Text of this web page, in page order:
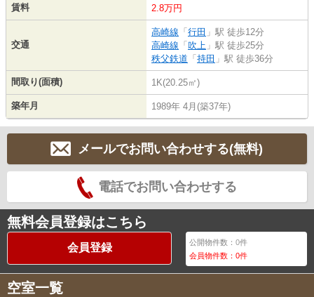
賃料 2.8万円
交通
高崎線 「 行田 」駅 徒歩12分
高崎線 「 吹上 」駅 徒歩25分
秩父鉄道 「 持田 」駅 徒歩36分
間取り(面積) 1K(20.25㎡)
築年月 1989年 4月(築37年)
メールでお問い合わせする(無料)
電話でお問い合わせする
無料会員登録はこちら
会員登録 公開物件数：0件
会員物件数：0件
空室一覧